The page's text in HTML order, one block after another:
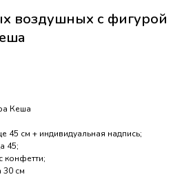
воздушных с фигурой
Кеша
45 см + индивидуальная надпись;
45;
конфетти;
30 см